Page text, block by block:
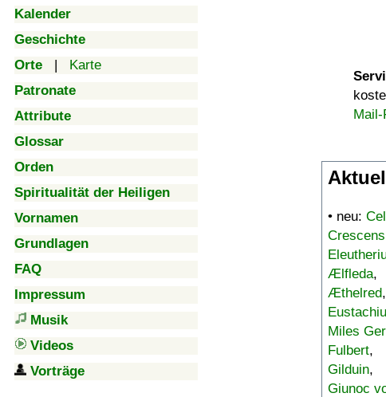
Kalender
Geschichte
Orte | Karte
Patronate
Attribute
Glossar
Orden
Spiritualität der Heiligen
Vornamen
Grundlagen
FAQ
Impressum
Musik
Videos
Vorträge
Mail-
• neu:
Crescens
Ælfleda,
Æthelred,
Miles
Fulbert,
Gilduin,
Giunoc